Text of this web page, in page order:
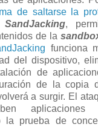
de saltarse la
SandJacking,
de la
funciona
del dispositivo,
de
de la copia
a surgir. El
aplicaciones
la prueba de